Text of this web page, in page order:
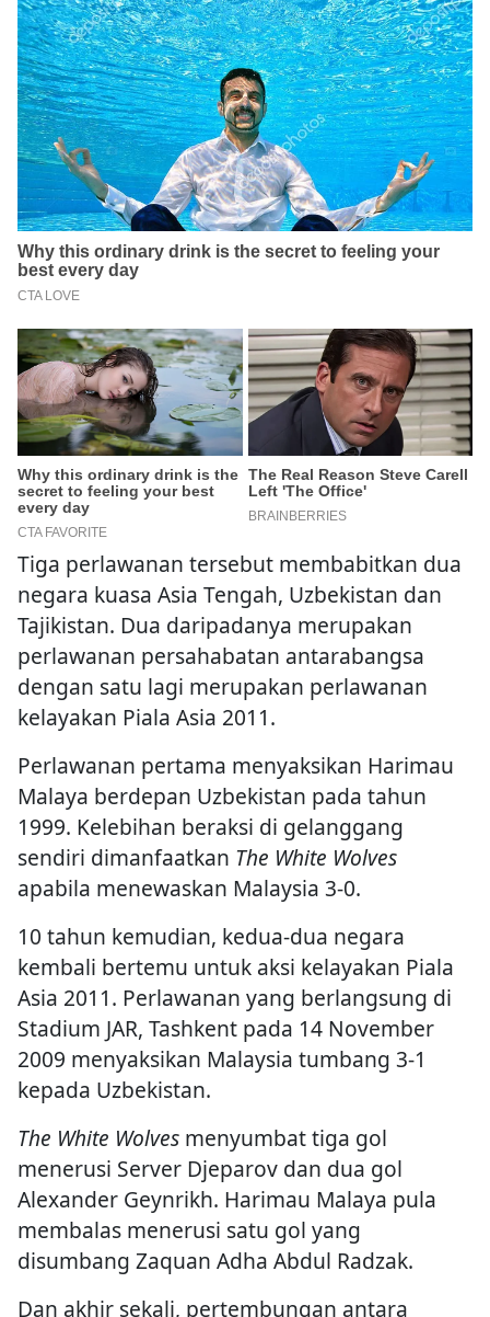
Tiga perlawanan tersebut membabitkan dua
negara kuasa Asia Tengah, Uzbekistan dan
Tajikistan. Dua daripadanya merupakan
perlawanan persahabatan antarabangsa
dengan satu lagi merupakan perlawanan
kelayakan Piala Asia 2011.
Perlawanan pertama menyaksikan Harimau
Malaya berdepan Uzbekistan pada tahun
1999. Kelebihan beraksi di gelanggang
sendiri dimanfaatkan The White Wolves
apabila menewaskan Malaysia 3-0.
10 tahun kemudian, kedua-dua negara
kembali bertemu untuk aksi kelayakan Piala
Asia 2011. Perlawanan yang berlangsung di
Stadium JAR, Tashkent pada 14 November
2009 menyaksikan Malaysia tumbang 3-1
kepada Uzbekistan.
The White Wolves menyumbat tiga gol
menerusi Server Djeparov dan dua gol
Alexander Geynrikh. Harimau Malaya pula
membalas menerusi satu gol yang
disumbang Zaquan Adha Abdul Radzak.
Dan akhir sekali, pertembungan antara